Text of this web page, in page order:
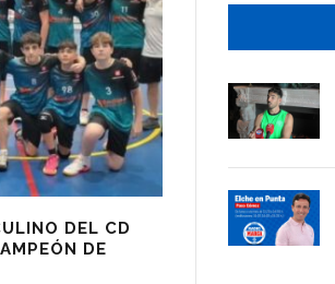
DEL CD
DE